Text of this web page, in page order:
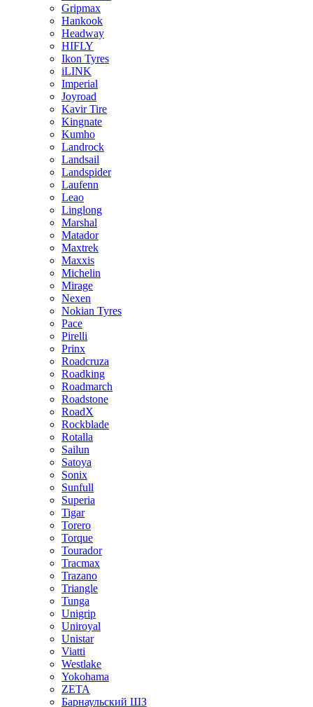
Gripmax
Hankook
Headway
HIFLY
Ikon Tyres
iLINK
Imperial
Joyroad
Kavir Tire
Kingnate
Kumho
Landrock
Landsail
Landspider
Laufenn
Leao
Linglong
Marshal
Matador
Maxtrek
Maxxis
Michelin
Mirage
Nexen
Nokian Tyres
Pace
Pirelli
Prinx
Roadcruza
Roadking
Roadmarch
Roadstone
RoadX
Rockblade
Rotalla
Sailun
Satoya
Sonix
Sunfull
Superia
Tigar
Torero
Torque
Tourador
Tracmax
Trazano
Triangle
Tunga
Unigrip
Uniroyal
Unistar
Viatti
Westlake
Yokohama
ZETA
Барнаульский ШЗ